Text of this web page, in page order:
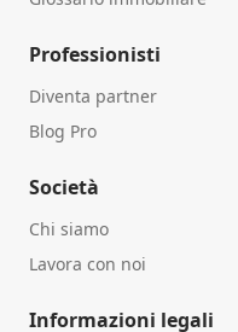
Professionisti
Diventa partner
Blog Pro
Società
Chi siamo
Lavora con noi
Informazioni legali